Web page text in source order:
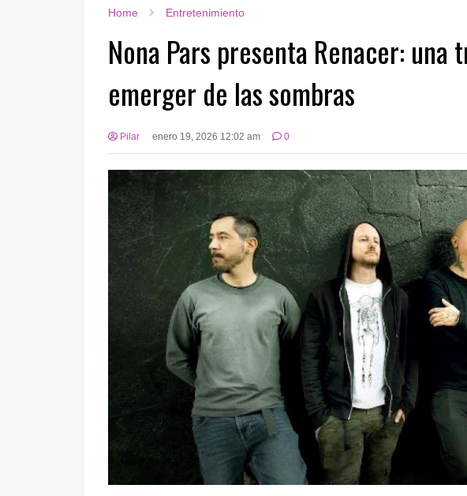
Home Entretenimiento
Nona Pars presenta Renacer: una
emerger de las sombras
Pilar enero 19, 2026 12:02 am 0